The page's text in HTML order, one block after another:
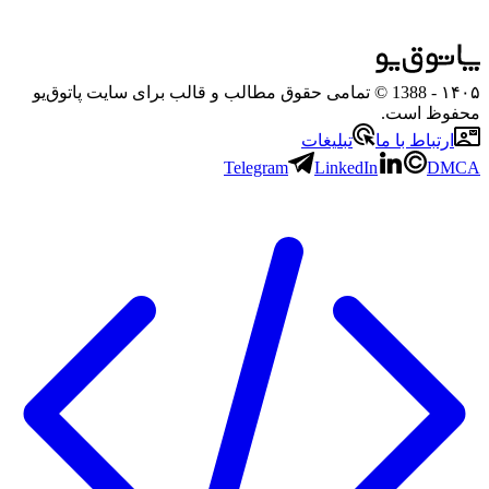
۱۴۰۵
- 1388 © تمامی حقوق مطالب و قالب برای سایت پاتوق‌یو
محفوظ است.
ارتباط با ما
تبلیغات
Telegram
LinkedIn DMCA